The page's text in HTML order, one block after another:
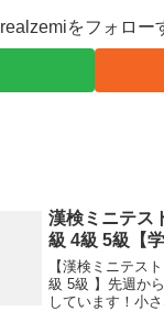
realzemiをフォロー
漢検ミニテス
級 4級 5級【
【漢検ミニテス
級 5級 】先週か
しています！小